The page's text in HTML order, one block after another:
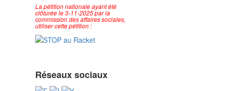
La pétition nationale ayant été
clôturée le 3-11-2025 par la
commission des affaires sociales,
utiliser cette pétition :
Réseaux sociaux